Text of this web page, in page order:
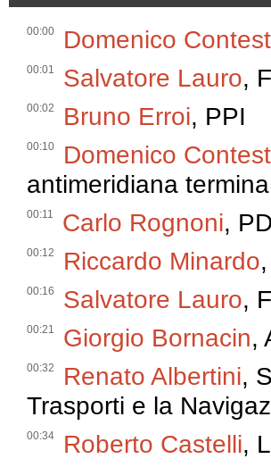
00:00 Domenico
00:01 Salvatore Lauro,
00:02 Bruno Erroi, PPI
00:10 Domenico
antimeridiana
00:11 Carlo Rognoni,
00:12 Riccardo Minardo
00:16 Salvatore Lauro,
00:21 Giorgio Bornacin,
00:32 Renato Albertini,
Trasporti e la
00:34 Roberto Castelli,